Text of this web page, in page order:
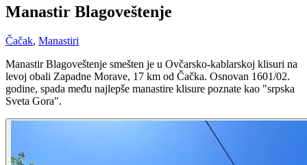
Manastir Blagoveštenje
Čačak, Manastiri
Manastir Blagoveštenje smešten je u Ovčarsko-kablarskoj klisuri na
levoj obali Zapadne Morave, 17 km od Čačka. Osnovan 1601/02.
godine, spada među najlepše manastire klisure poznate kao "srpska
Sveta Gora".